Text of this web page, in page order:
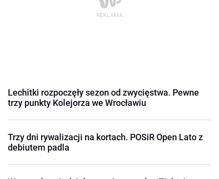
Lechitki rozpoczęły sezon od zwycięstwa. Pewne
trzy punkty Kolejorza we Wrocławiu
Trzy dni rywalizacji na kortach. POSiR Open Lato z
debiutem padla